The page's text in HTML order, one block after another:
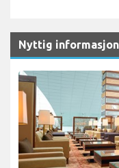
Nyttig